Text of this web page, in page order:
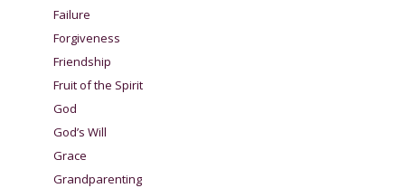
Failure
Forgiveness
Friendship
Fruit of the Spirit
God
God’s Will
Grace
Grandparenting